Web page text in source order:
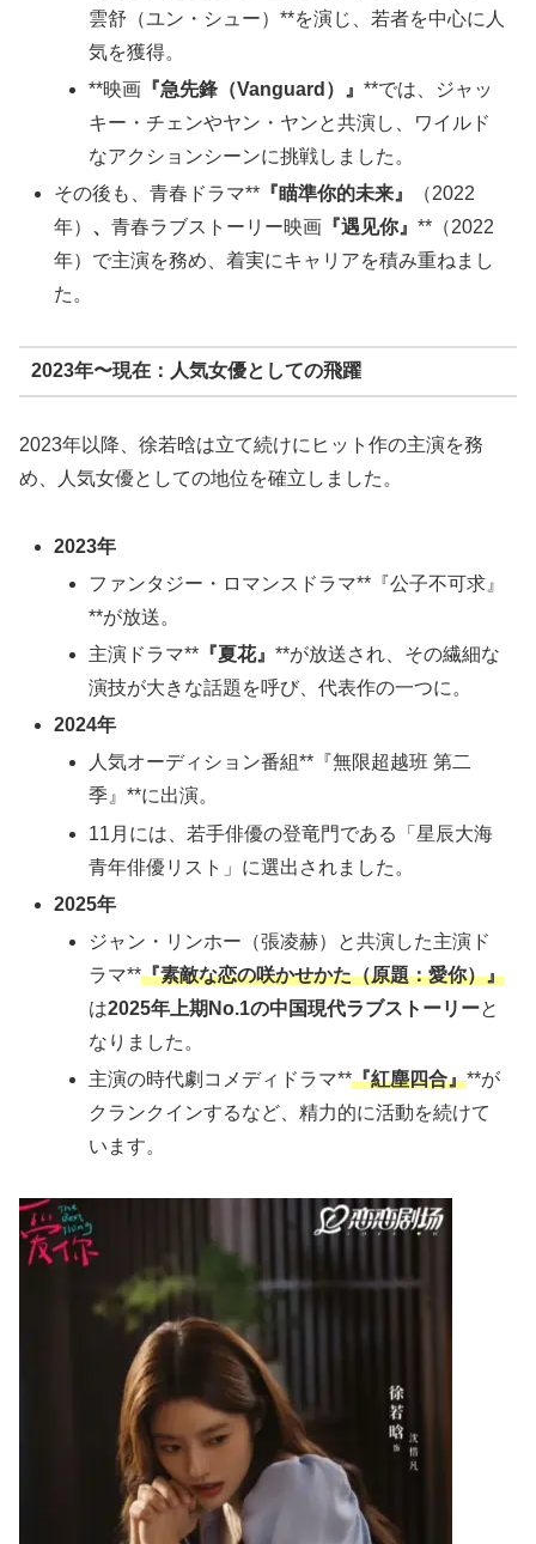
雲舒（ユン・シュー）**を演じ、若者を中心に人
気を獲得。
**映画 『急先鋒（Vanguard）』**では、ジャッ
キー・チェンやヤン・ヤンと共演し、ワイルド
なアクションシーンに挑戦しました。
その後も、青春ドラマ** 『瞄準你的未来』
（2022
年） 、青春ラブストーリー映画 『遇见你』**（2022
年）で主演を務め、着実にキャリアを積み重ねまし
た。
2023年〜現在：人気女優としての飛躍
2023年以降、徐若晗は立て続けにヒット作の主演を務
め、人気女優としての地位を確立しました。
2023年
ファンタジー・ロマンスドラマ**『公子不可求』
**が放送。
主演ドラマ** 『夏花』**が放送され、その繊細な
演技が大きな話題を呼び、代表作の一つに。
2024年
人気オーディション番組**『無限超越班 第二
季』**に出演。
11月には、若手俳優の登竜門である「星辰大海
青年俳優リスト」に選出されました。
2025年
ジャン・リンホー（張凌赫）と共演した主演ド
ラマ**『素敵な恋の咲かせかた（原題：愛你）』
は2025年上期No.1の中国現代ラブストーリーと
なりました。
主演の時代劇コメディドラマ**『紅塵四合』**が
クランクインするなど、精力的に活動を続けて
います。